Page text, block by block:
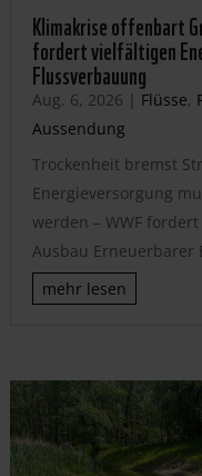
Klimakrise offenbart
fordert vielfältigen
Flussverbauung
Aug. 6, 2026 | Flüsse,
Aussendung
Trockenheit bremst
Energieversorgung
werden – WWF
Ausbau Erneuerbarer
mehr lesen